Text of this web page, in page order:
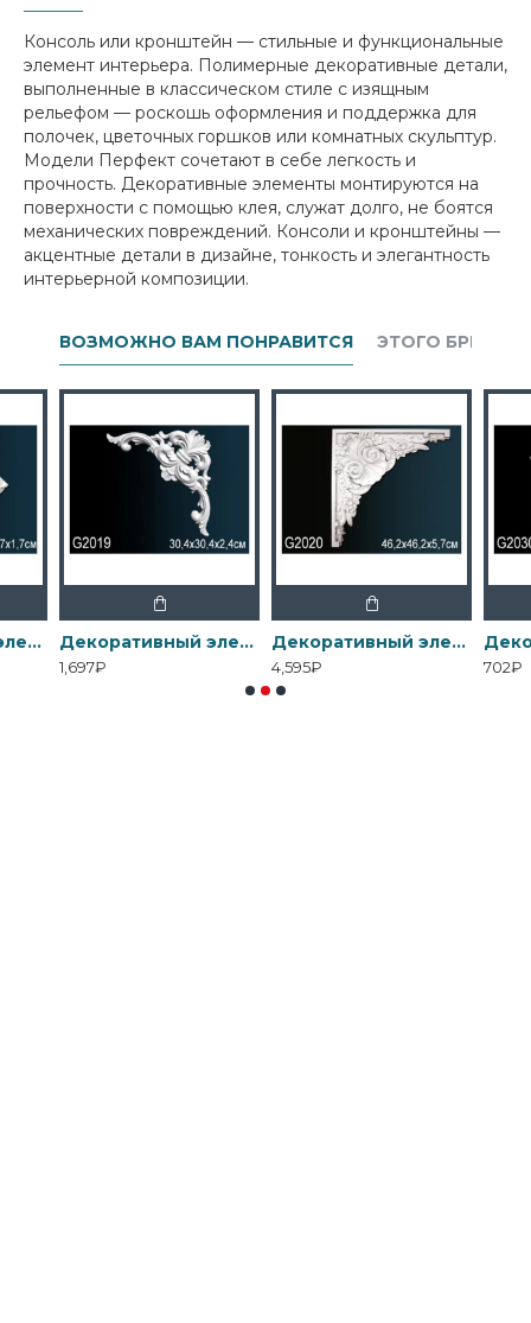
Консоль или кронштейн — стильные и функциональные
элемент интерьера. Полимерные декоративные детали,
выполненные в классическом стиле с изящным
рельефом — роскошь оформления и поддержка для
полочек, цветочных горшков или комнатных скульптур.
Модели Перфект сочетают в себе легкость и
прочность. Декоративные элементы монтируются на
поверхности с помощью клея, служат долго, не боятся
механических повреждений. Консоли и кронштейны —
акцентные детали в дизайне, тонкость и элегантность
интерьерной композиции.
ВОЗМОЖНО ВАМ ПОНРАВИТСЯ ЭТОГО БРЕНДА
Декоративный элемент G2012 Перфект Декоративный элемент G2019 Перфект
1,697₽
Декоративный элемент G2020 Перфект
4,595₽ 702₽